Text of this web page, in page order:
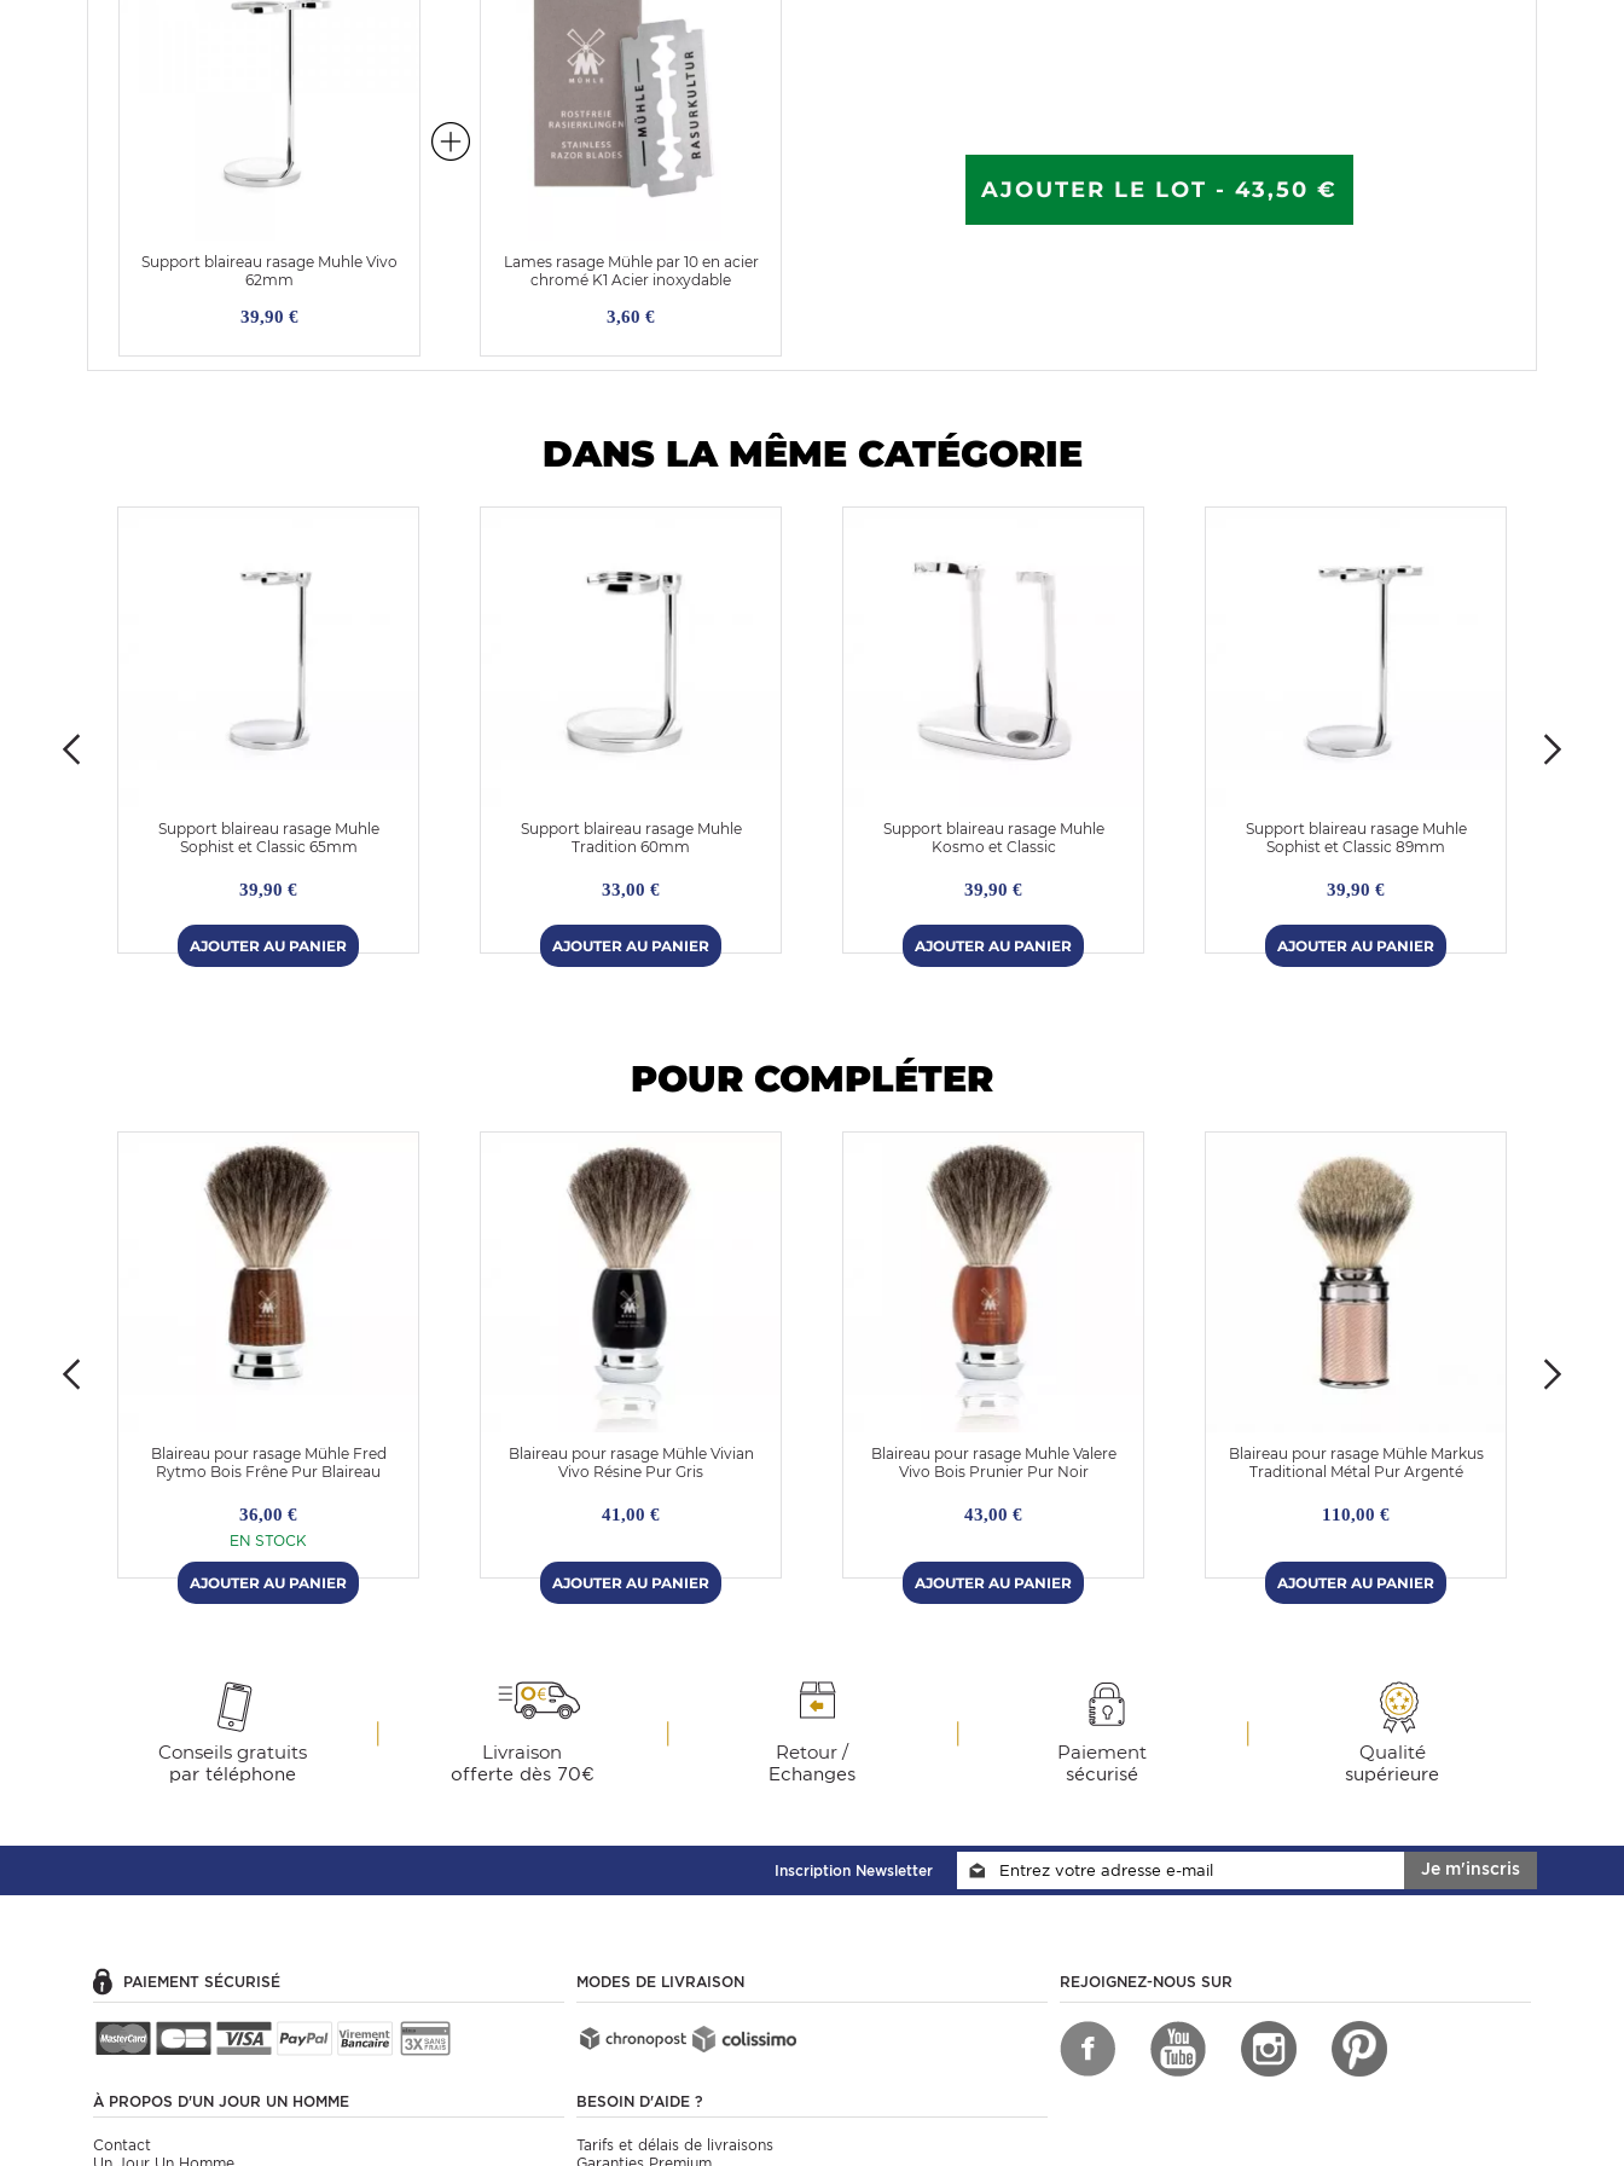
Support blaireau rasage Muhle Vivo
62mm
39,90 €
Lames rasage Mühle par 10 en acier
chromé K1 Acier inoxydable
3,60 €
AJOUTER LE LOT - 43,50 €
DANS LA MÊME CATÉGORIE
Support blaireau rasage Muhle
Sophist et Classic 65mm
39,90 €
Support blaireau rasage Muhle
Tradition 60mm
33,00 €
Support blaireau rasage Muhle
Kosmo et Classic
39,90 €
Support blaireau rasage Muhle
Sophist et Classic 89mm
39,90 €
POUR COMPLÉTER
Blaireau pour rasage Mühle Fred
Rytmo Bois Frêne Pur Blaireau
36,00 €
EN STOCK
Blaireau pour rasage Mühle Vivian
Vivo Résine Pur Gris
41,00 €
Blaireau pour rasage Muhle Valere
Vivo Bois Prunier Pur Noir
43,00 €
Blaireau pour rasage Mühle Markus
Traditional Métal Pur Argenté
110,00 €
Conseils gratuits
par téléphone
Livraison
offerte dès 70€
Retour /
Echanges
Paiement
sécurisé
Qualité
supérieure
Je m'inscris
Inscription Newsletter
PAIEMENT SÉCURISÉ MODES DE LIVRAISON REJOIGNEZ-NOUS SUR
À PROPOS D'UN JOUR UN HOMME
Contact
BESOIN D'AIDE ?
Tarifs et délais de livraisons